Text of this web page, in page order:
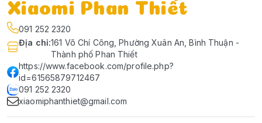
Xiaomi Phan Thiết
091 252 2320
Địa chỉ:161 Võ Chí Công, Phường Xuân An, Bình Thuận -
Thành phố Phan Thiết
https://www.facebook.com/profile.php?
id=61565879712467
091 252 2320
xiaomiphanthiet@gmail.com